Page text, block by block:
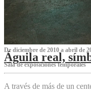
De diciembre de 2010 a abril de
Águila real,
Sala de exposiciones temporales
A través de más de un